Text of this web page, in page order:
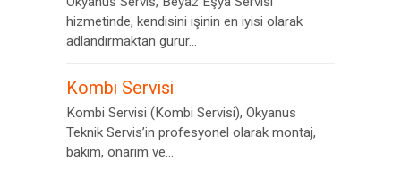
hizmetinde, kendisini işinin en iyisi olarak
adlandırmaktan gurur...
Kombi Servisi
Kombi Servisi (Kombi Servisi), Okyanus
Teknik Servis’in profesyonel olarak montaj,
bakım, onarım ve...